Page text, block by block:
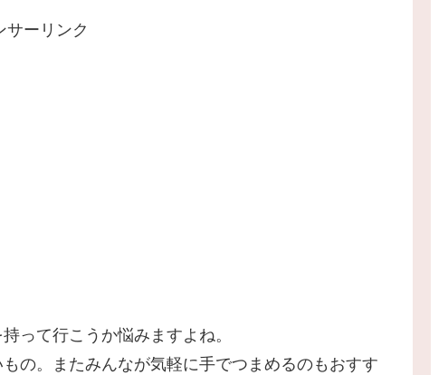
サーリンク
って行こうか悩みますよね。
の。またみんなが気軽に手でつまめるのもおすす